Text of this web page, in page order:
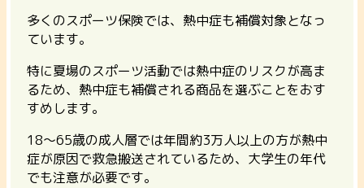
多くのスポーツ保険では、熱中症も補償対象となっ
ています。
特に夏場のスポーツ活動では熱中症のリスクが高ま
るため、 熱中症も補償される商品を選ぶことをおす
すめします。
18〜65歳の成人層では年間約3万人以上の方が熱中
症が原因で救急搬送されているため、大学生の年代
でも注意が必要です。